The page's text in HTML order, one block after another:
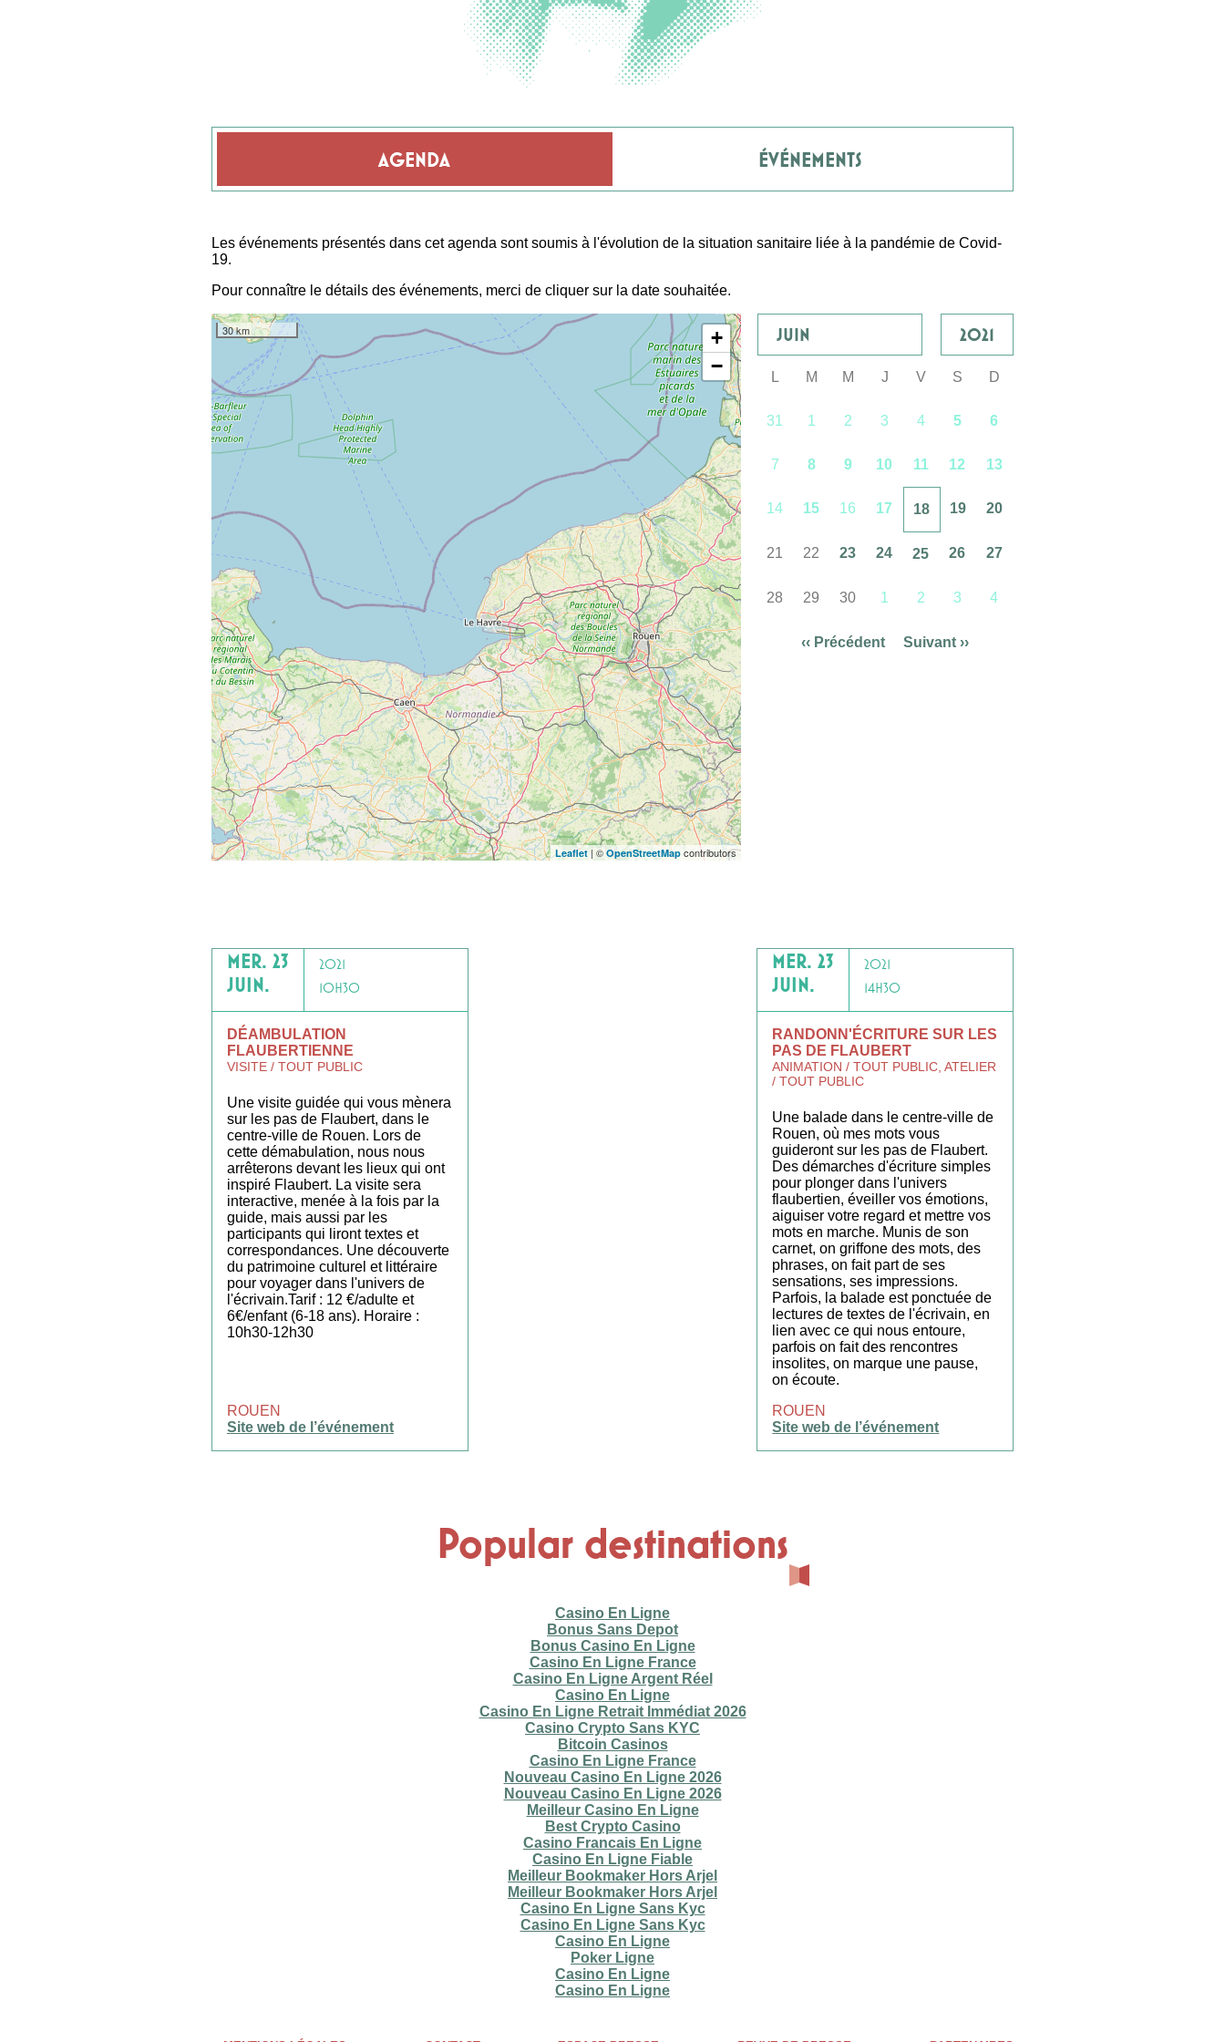
Les événements présentés dans cet agenda sont soumis à l'évolution de la situation sanitaire liée à la pandémie de Covid-
19.
Pour connaître le détails des événements, merci de cliquer sur la date souhaitée.
Menu
de
l’agenda
AGENDA ÉVÉNEMENTS
30 km
+
−
Leaflet| © OpenStreetMapcontributors
JUIN 2021
L M M J V S D
31 1 2 3 4 5 6
7 8 9 10 11 12 13
14 15 16 17 18 19 20
21 22 23 24 25 26 27
28 29 30 1 2 3 4
‹‹ Précédent Suivant ››
MER. 23
JUIN.
2021
10H30
DÉAMBULATION
FLAUBERTIENNE
VISITE / TOUT PUBLIC
Une visite guidée qui vous mènera
sur les pas de Flaubert, dans le
centre-ville de Rouen. Lors de
cette démabulation, nous nous
arrêterons devant les lieux qui ont
inspiré Flaubert. La visite sera
interactive, menée à la fois par la
guide, mais aussi par les
participants qui liront textes et
correspondances. Une découverte
du patrimoine culturel et littéraire
pour voyager dans l'univers de
l'écrivain.Tarif : 12 €/adulte et
6€/enfant (6-18 ans). Horaire :
10h30-12h30
ROUEN
Site web de l’événement
MER. 23
JUIN.
2021
14H30
RANDONN'ÉCRITURE SUR LES
PAS DE FLAUBERT
ANIMATION / TOUT PUBLIC, ATELIER
/ TOUT PUBLIC
Une balade dans le centre-ville de
Rouen, où mes mots vous
guideront sur les pas de Flaubert.
Des démarches d'écriture simples
pour plonger dans l'univers
flaubertien, éveiller vos émotions,
aiguiser votre regard et mettre vos
mots en marche. Munis de son
carnet, on griffone des mots, des
phrases, on fait part de ses
sensations, ses impressions.
Parfois, la balade est ponctuée de
lectures de textes de l'écrivain, en
lien avec ce qui nous entoure,
parfois on fait des rencontres
insolites, on marque une pause,
on écoute.
ROUEN
Site web de l’événement
Popular destinations
Casino En Ligne
Bonus Sans Depot
Bonus Casino En Ligne
Casino En Ligne France
Casino En Ligne Argent Réel
Casino En Ligne
Casino En Ligne Retrait Immédiat 2026
Casino Crypto Sans KYC
Bitcoin Casinos
Casino En Ligne France
Nouveau Casino En Ligne 2026
Nouveau Casino En Ligne 2026
Meilleur Casino En Ligne
Best Crypto Casino
Casino Francais En Ligne
Casino En Ligne Fiable
Meilleur Bookmaker Hors Arjel
Meilleur Bookmaker Hors Arjel
Casino En Ligne Sans Kyc
Casino En Ligne Sans Kyc
Casino En Ligne
Poker Ligne
Casino En Ligne
Casino En Ligne